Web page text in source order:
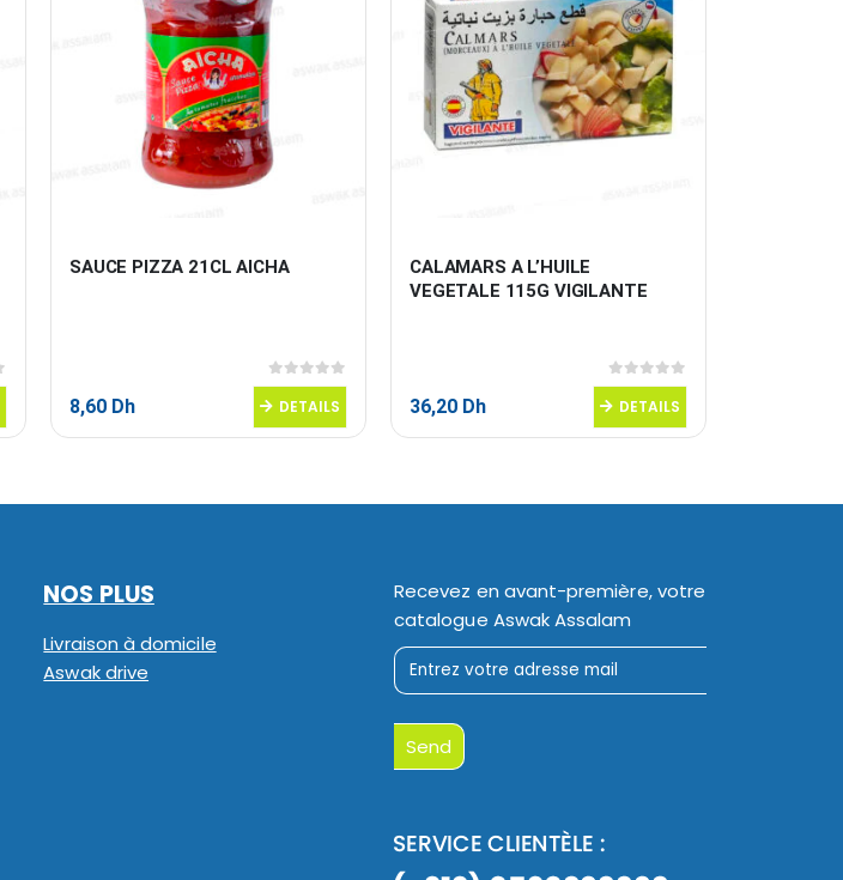
SAUCE PIZZA 21CL AICHA
0sur 5
8,60 Dh DETAILS
CALAMARS A L’HUILE
VEGETALE 115G VIGILANTE
0sur 5
36,20 Dh DETAILS
NOS PLUS
Livraison à domicile
Aswak drive
Recevez en avant-première, votre
catalogue Aswak Assalam